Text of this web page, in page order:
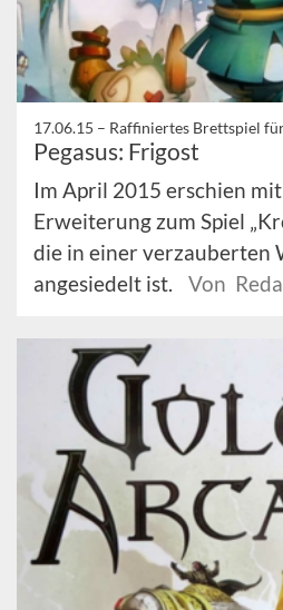
17.06.15 – Raffiniertes Brettspiel
Pegasus: Frigost
Im April 2015 erschien
Erweiterung zum Spiel
die in einer verzauberten
angesiedelt ist.
Von